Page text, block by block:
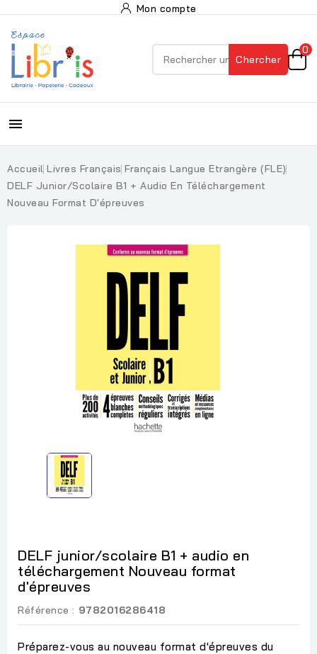
Mon compte
Chercher
0

Accueil Livres Français Français Langue Etrangère (FLE)
DELF Junior/scolaire B1 + Audio En Téléchargement
Nouveau Format D'épreuves
DELF junior/scolaire B1 + audio en
téléchargement Nouveau format
d'épreuves
Référence : 9782016286418
Préparez-vous au nouveau format d'épreuves du